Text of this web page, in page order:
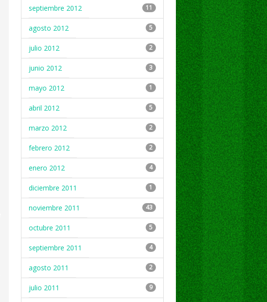
septiembre 2012 11
agosto 2012 5
julio 2012 2
junio 2012 3
mayo 2012 1
abril 2012 5
marzo 2012 2
febrero 2012 2
enero 2012 4
diciembre 2011 1
noviembre 2011 43
octubre 2011 5
septiembre 2011 4
agosto 2011 2
julio 2011 9